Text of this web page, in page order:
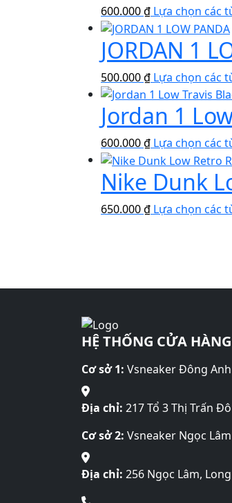
600.000₫ Lựa chọn các
JORDAN 1
500.000₫ Lựa chọn các
Jordan 1
600.000₫ Lựa chọn các
Nike Dunk
650.000₫ Lựa chọn các
HỆ THỐNG CỬA HÀNG
Cơ sở 1: Vsneaker Đông Anh
Địa chỉ: 217 Tổ 3 Thị Trấn
Cơ sở 2: Vsneaker Ngọc Lâm
Địa chỉ: 256 Ngọc Lâm,